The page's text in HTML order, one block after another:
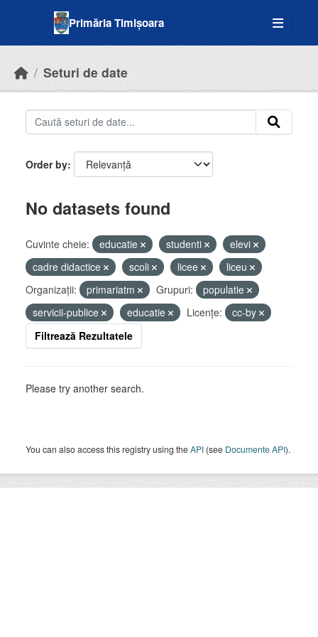
Primăria Timișoara
Seturi de date
Order by
No datasets found
Cuvinte cheie: educatie studenti
elevi
cadre didactice
scoli licee
liceu
Organizații:
primariatm Grupuri:
populatie
servicii-publice
educatie Licenţe:
cc-by
Filtrează Rezultatele
Please try another search.
You can also access this registry using theAPI (see Documente API).